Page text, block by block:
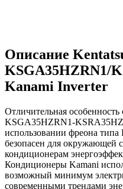
Описание
KSGA35HZRN1/
Kanami Inverter
Отличительная особенность
KSGA35HZRN1-
использовании фреона
безопасен для окружающей
кондиционерам
Кондиционеры Kamani
возможный минимум
современными трендами